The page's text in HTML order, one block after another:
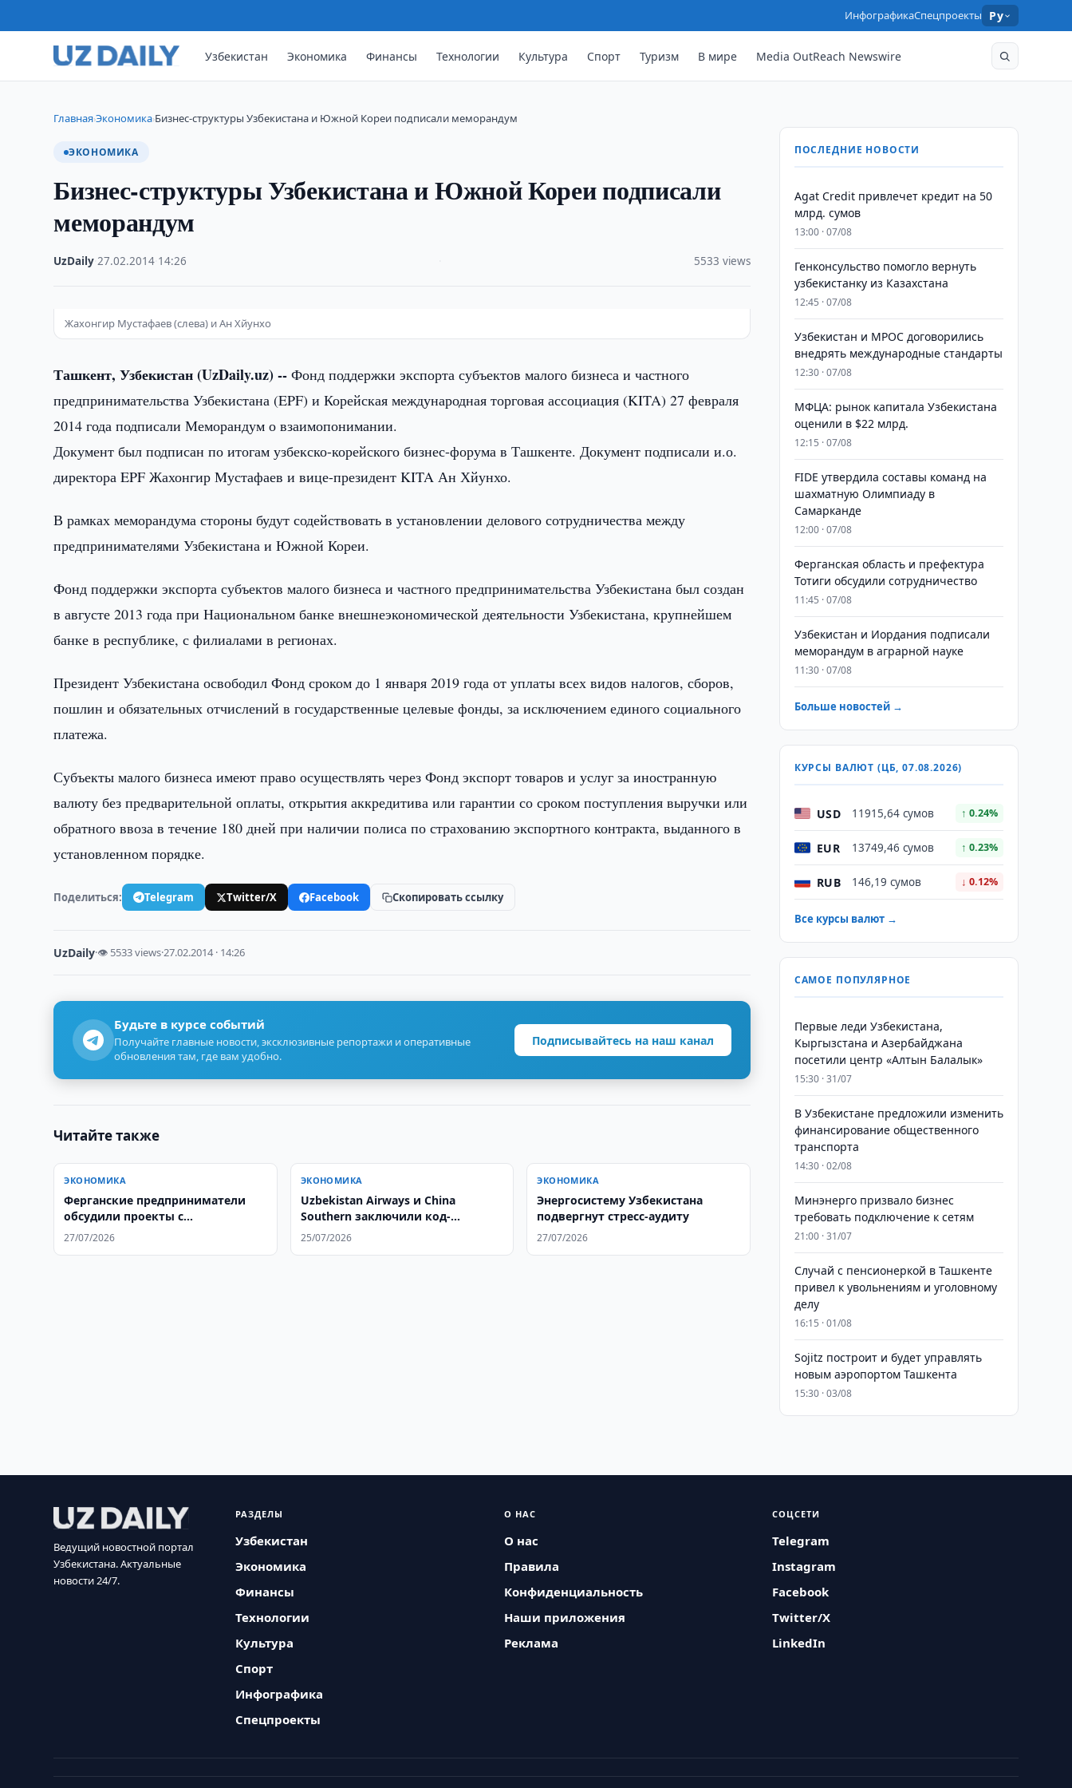
ИнфографикаСпецпроекты Ру
Узбекистан Экономика Финансы Технологии Культура Спорт Туризм В мире Media OutReach Newswire
Главная›Экономика›Бизнес-структуры Узбекистана и Южной Кореи подписали меморандум
ЭКОНОМИКА
Бизнес-структуры Узбекистана и Южной Кореи подписали
меморандум
UzDaily ·27.02.2014 14:26 5533 views
Жахонгир Мустафаев (слева) и Ан Хйунхо
Ташкент, Узбекистан (UzDaily.uz) -- Фонд поддержки экспорта субъектов малого бизнеса и частного
предпринимательства Узбекистана (EPF) и Корейская международная торговая ассоциация (KITA) 27 февраля
2014 года подписали Меморандум о взаимопонимании.
Документ был подписан по итогам узбекско-корейского бизнес-форума в Ташкенте. Документ подписали и.о.
директора EPF Жахонгир Мустафаев и вице-президент KITA Ан Хйунхо.
В рамках меморандума стороны будут содействовать в установлении делового сотрудничества между
предпринимателями Узбекистана и Южной Кореи.
Фонд поддержки экспорта субъектов малого бизнеса и частного предпринимательства Узбекистана был создан
в августе 2013 года при Национальном банке внешнеэкономической деятельности Узбекистана, крупнейшем
банке в республике, с филиалами в регионах.
Президент Узбекистана освободил Фонд сроком до 1 января 2019 года от уплаты всех видов налогов, сборов,
пошлин и обязательных отчислений в государственные целевые фонды, за исключением единого социального
платежа.
Субъекты малого бизнеса имеют право осуществлять через Фонд экспорт товаров и услуг за иностранную
валюту без предварительной оплаты, открытия аккредитива или гарантии со сроком поступления выручки или
обратного ввоза в течение 180 дней при наличии полиса по страхованию экспортного контракта, выданного в
установленном порядке.
Поделиться: Telegram Twitter/X Facebook Скопировать ссылку
UzDaily·👁 5533 views·27.02.2014 · 14:26
Будьте в курсе событий
Получайте главные новости, эксклюзивные репортажи и оперативные
обновления там, где вам удобно.
Подписывайтесь на наш канал
Читайте также
ЭКОНОМИКА
Ферганские предприниматели
обсудили проекты с
Афганистаном
27/07/2026
ЭКОНОМИКА
Uzbekistan Airways и China
Southern заключили код-
шеринговое соглашение
25/07/2026
ЭКОНОМИКА
Энергосистему Узбекистана
подвергнут стресс-аудиту
27/07/2026
ПОСЛЕДНИЕ НОВОСТИ
Agat Credit привлечет кредит на 50
млрд. сумов
13:00 · 07/08
Генконсульство помогло вернуть
узбекистанку из Казахстана
12:45 · 07/08
Узбекистан и MPOC договорились
внедрять международные стандарты
12:30 · 07/08
МФЦА: рынок капитала Узбекистана
оценили в $22 млрд.
12:15 · 07/08
FIDE утвердила составы команд на
шахматную Олимпиаду в
Самарканде
12:00 · 07/08
Ферганская область и префектура
Тотиги обсудили сотрудничество
11:45 · 07/08
Узбекистан и Иордания подписали
меморандум в аграрной науке
11:30 · 07/08
Больше новостей →
КУРСЫ ВАЛЮТ (ЦБ, 07.08.2026)
USD 11915,64 сумов ↑ 0.24%
EUR 13749,46 сумов ↑ 0.23%
RUB 146,19 сумов ↓ 0.12%
Все курсы валют →
САМОЕ ПОПУЛЯРНОЕ
Первые леди Узбекистана,
Кыргызстана и Азербайджана
посетили центр «Алтын Балалык»
15:30 · 31/07
В Узбекистане предложили изменить
финансирование общественного
транспорта
14:30 · 02/08
Минэнерго призвало бизнес
требовать подключение к сетям
21:00 · 31/07
Случай с пенсионеркой в Ташкенте
привел к увольнениям и уголовному
делу
16:15 · 01/08
Sojitz построит и будет управлять
новым аэропортом Ташкента
15:30 · 03/08
Ведущий новостной портал
Узбекистана. Актуальные
новости 24/7.
РАЗДЕЛЫ
Узбекистан
Экономика
Финансы
Технологии
Культура
Спорт
Инфографика
Спецпроекты
О НАС
О нас
Правила
Конфиденциальность
Наши приложения
Реклама
СОЦСЕТИ
Telegram
Instagram
Facebook
Twitter/X
LinkedIn